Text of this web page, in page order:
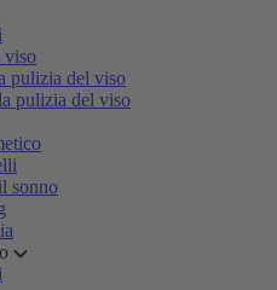
viso
pulizia del viso
pulizia del viso
sonno